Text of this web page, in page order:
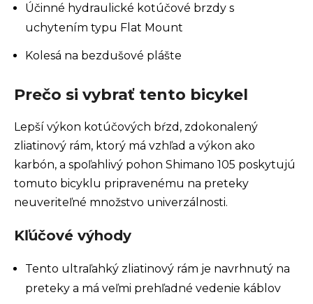
Účinné hydraulické kotúčové brzdy s
uchytením typu Flat Mount
Kolesá na bezdušové plášte
Prečo si vybrať tento bicykel
Lepší výkon kotúčových bŕzd, zdokonalený
zliatinový rám, ktorý má vzhľad a výkon ako
karbón, a spoľahlivý pohon Shimano 105 poskytujú
tomuto bicyklu pripravenému na preteky
neuveriteľné množstvo univerzálnosti.
Kľúčové výhody
Tento ultraľahký zliatinový rám je navrhnutý na
preteky a má veľmi prehľadné vedenie káblov